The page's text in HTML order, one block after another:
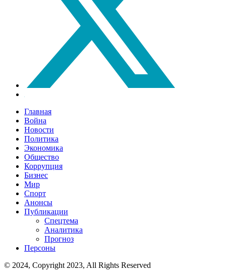
Главная
Война
Новости
Политика
Экономика
Общество
Коррупция
Бизнес
Мир
Спорт
Анонсы
Публикации
Спецтема
Аналитика
Прогноз
Персоны
© 2024, Copyright 2023, All Rights Reserved